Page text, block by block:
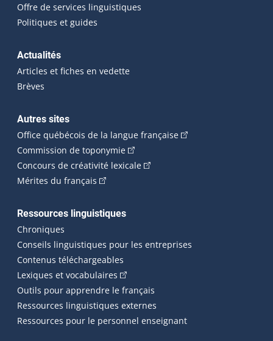
Offre de services linguistiques
Politiques et guides
Actualités
Articles et fiches en vedette
Brèves
Autres sites
Office québécois de la langue française(Cet hyperlien
Commission de toponymie(Cet hyperlien externe s'ouvrira
Concours de créativité lexicale(Cet hyperlien externe
Mérites du français (Cet hyperlien externe s'ouvrira dans une
Ressources linguistiques
Chroniques
Conseils linguistiques pour les entreprises
Contenus téléchargeables
Lexiques et vocabulaires (Cet hyperlien externe s'ouvrira
Outils pour apprendre le français
Ressources linguistiques externes
Ressources pour le personnel enseignant